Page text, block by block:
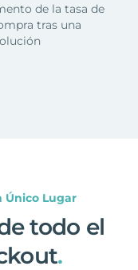
de la tasa de
tras una
Único Lugar
todo el
.